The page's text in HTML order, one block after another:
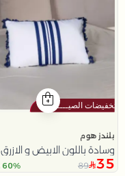
بلندز هوم
وسادة باللون الابيض و الازرق 30x50 سم من سولانا
35
89 60% خصم